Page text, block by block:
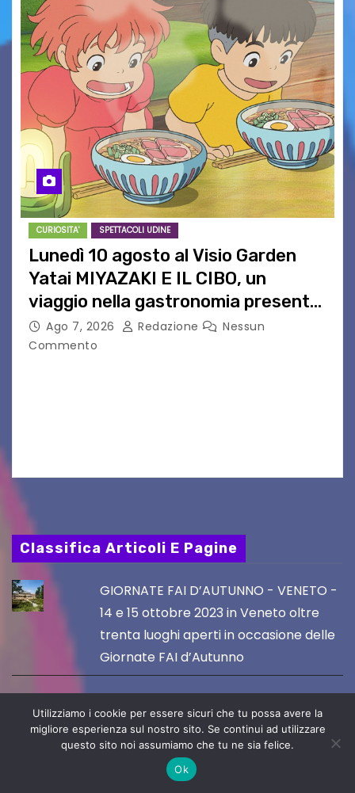
CURIOSITA' SPETTACOLI UDINE
Lunedì 10 agosto al Visio Garden
Yatai MIYAZAKI E IL CIBO, un
viaggio nella gastronomia presente
nei film di Hayao Miyazaki!
Ago 7, 2026 Redazione
Nessun
Commento
Classifica Articoli E Pagine
GIORNATE FAI D’AUTUNNO - VENETO -
14 e 15 ottobre 2023 in Veneto oltre
trenta luoghi aperti in occasione delle
Giornate FAI d’Autunno
VILLE APERTE in FVG, Domenica 15
ottobre 2023
GIORNATE FAI D'AUTUNNO: 23
Utilizziamo i cookie per essere sicuri che tu possa avere la
migliore esperienza sul nostro sito. Se continui ad utilizzare
questo sito noi assumiamo che tu ne sia felice.
Ok